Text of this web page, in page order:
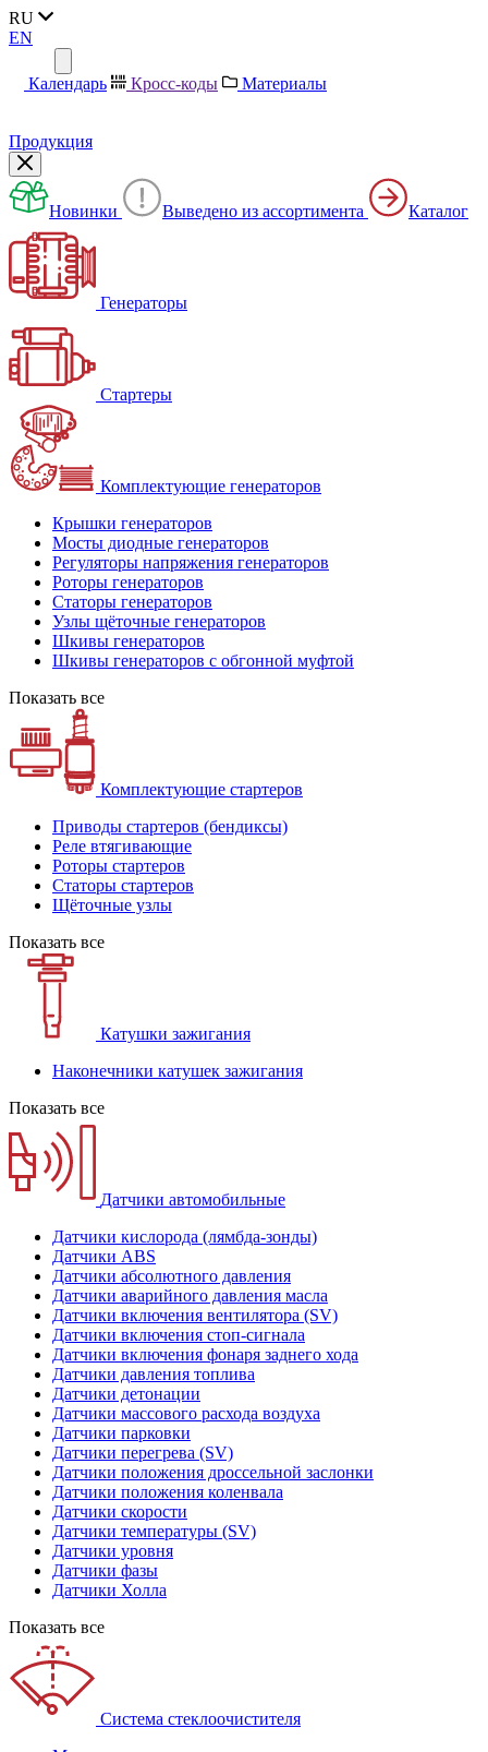
RU
EN
Календарь Кросс-коды Материалы
Продукция
Новинки Выведено из ассортимента Каталог
Генераторы
Стартеры
Комплектующие генераторов
Крышки генераторов
Мосты диодные генераторов
Регуляторы напряжения генераторов
Роторы генераторов
Статоры генераторов
Узлы щёточные генераторов
Шкивы генераторов
Шкивы генераторов с обгонной муфтой
Показать все
Комплектующие стартеров
Приводы стартеров (бендиксы)
Реле втягивающие
Роторы стартеров
Статоры стартеров
Щёточные узлы
Показать все
Катушки зажигания
Наконечники катушек зажигания
Показать все
Датчики автомобильные
Датчики кислорода (лямбда-зонды)
Датчики ABS
Датчики абсолютного давления
Датчики аварийного давления масла
Датчики включения вентилятора (SV)
Датчики включения стоп-сигнала
Датчики включения фонаря заднего хода
Датчики давления топлива
Датчики детонации
Датчики массового расхода воздуха
Датчики парковки
Датчики перегрева (SV)
Датчики положения дроссельной заслонки
Датчики положения коленвала
Датчики скорости
Датчики температуры (SV)
Датчики уровня
Датчики фазы
Датчики Холла
Показать все
Система стеклоочистителя